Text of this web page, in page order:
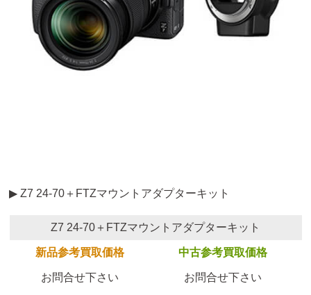
▶ Z7 24-70＋FTZマウントアダプターキット
Z7 24-70＋FTZマウントアダプターキット
新品参考買取価格 中古参考買取価格
お問合せ下さい お問合せ下さい